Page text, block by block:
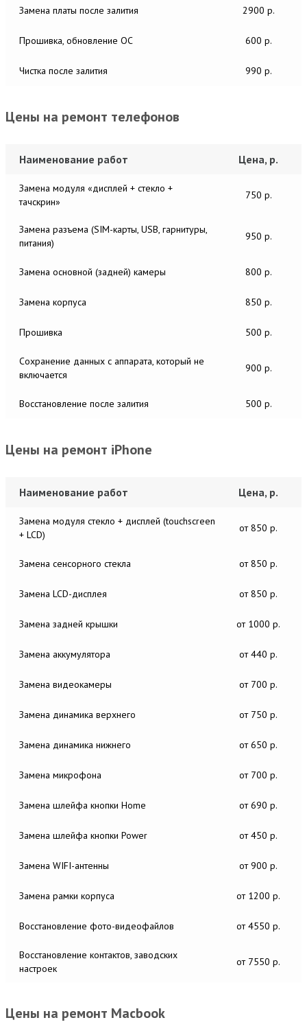
Замена платы после залития 2900 р.
Прошивка, обновление ОС 600 р.
Чистка после залития 990 р.
Цены на ремонт телефонов
Наименование работ Цена, р.
Замена модуля «дисплей + стекло +
тачскрин»
750 р.
Замена разъема (SIM-карты, USB, гарнитуры,
питания)
950 р.
Замена основной (задней) камеры 800 р.
Замена корпуса 850 р.
Прошивка 500 р.
Сохранение данных с аппарата, который не
включается
900 р.
Восстановление после залития 500 р.
Цены на ремонт iPhone
Наименование работ Цена, р.
Замена модуля стекло + дисплей (touchscreen
+ LCD)
от 850 р.
Замена сенсорного стекла от 850 р.
Замена LCD-дисплея от 850 р.
Замена задней крышки от 1000 р.
Замена аккумулятора от 440 р.
Замена видеокамеры от 700 р.
Замена динамика верхнего от 750 р.
Замена динамика нижнего от 650 р.
Замена микрофона от 700 р.
Замена шлейфа кнопки Home от 690 р.
Замена шлейфа кнопки Power от 450 р.
Замена WIFI-антенны от 900 р.
Замена рамки корпуса от 1200 р.
Восстановление фото-видеофайлов от 4550 р.
Восстановление контактов, заводских
настроек
от 7550 р.
Цены на ремонт Macbook